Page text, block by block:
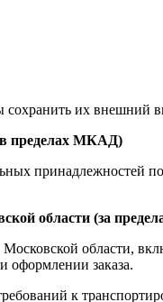
сохранить их внешний
пределах МКАД)
принадлежностей
области (за
области,
оформлении заказа.
к